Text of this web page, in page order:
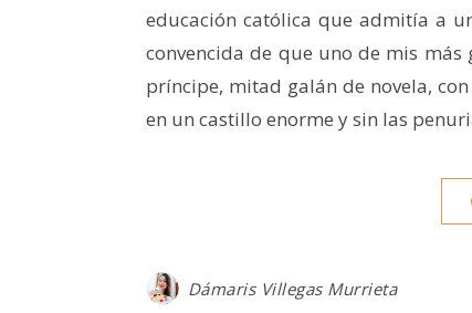
educación católica que admitía a
convencida de que uno de mis
príncipe, mitad galán de novela,
en un castillo enorme y sin las
Dámaris Villegas Murrieta